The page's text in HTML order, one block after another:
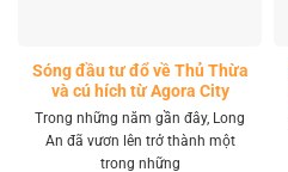
Sóng đầu tư đổ về Thủ Thừa
và cú hích từ Agora City
Trong những năm gần đây, Long
An đã vươn lên trở thành một
trong những